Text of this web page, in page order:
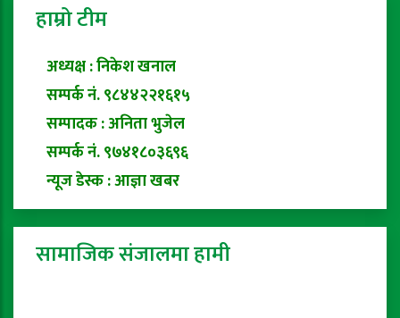
हाम्रो टीम
अध्यक्ष : निकेश खनाल
सम्पर्क नं. ९८४४२२१६१५
सम्पादक : अनिता भुजेल
सम्पर्क नं. ९७४१८०३६९६
न्यूज डेस्क : आज्ञा खबर
सामाजिक संजालमा हामी